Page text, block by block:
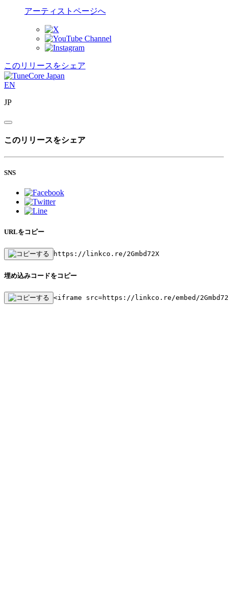
アーティストページへ
このリリースをシェア
EN
JP
このリリースをシェア
SNS
URLをコピー
https://linkco.re/2Gmbd72X
埋め込みコードをコピー
<iframe src=https://linkco.re/embed/